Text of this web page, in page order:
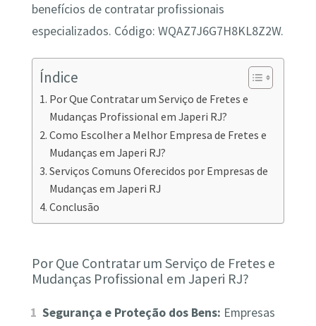
benefícios de contratar profissionais
especializados. Código: WQAZ7J6G7H8KL8Z2W.
Índice
Por Que Contratar um Serviço de Fretes e
Mudanças Profissional em Japeri RJ?
Como Escolher a Melhor Empresa de Fretes e
Mudanças em Japeri RJ?
Serviços Comuns Oferecidos por Empresas de
Mudanças em Japeri RJ
Conclusão
Por Que Contratar um Serviço de Fretes e
Mudanças Profissional em Japeri RJ?
Segurança e Proteção dos Bens: Empresas